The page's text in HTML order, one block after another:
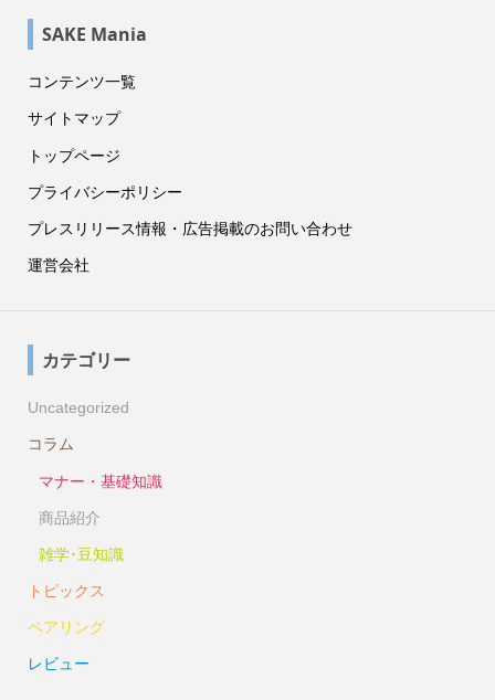
SAKE Mania
コンテンツ一覧
サイトマップ
トップページ
プライバシーポリシー
プレスリリース情報・広告掲載のお問い合わせ
運営会社
カテゴリー
Uncategorized
コラム
マナー・基礎知識
商品紹介
雑学･豆知識
トピックス
ペアリング
レビュー